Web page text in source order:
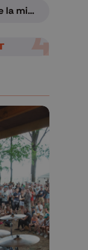
la mi-
9 août,